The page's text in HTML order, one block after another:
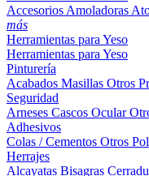
Accesorios Amoladoras
más
Herramientas para Yeso
Herramientas para Yeso
Pinturería
Acabados Masillas Otros
Seguridad
Arneses Cascos Ocular
Adhesivos
Colas / Cementos Otros
Herrajes
Alcayatas Bisagras